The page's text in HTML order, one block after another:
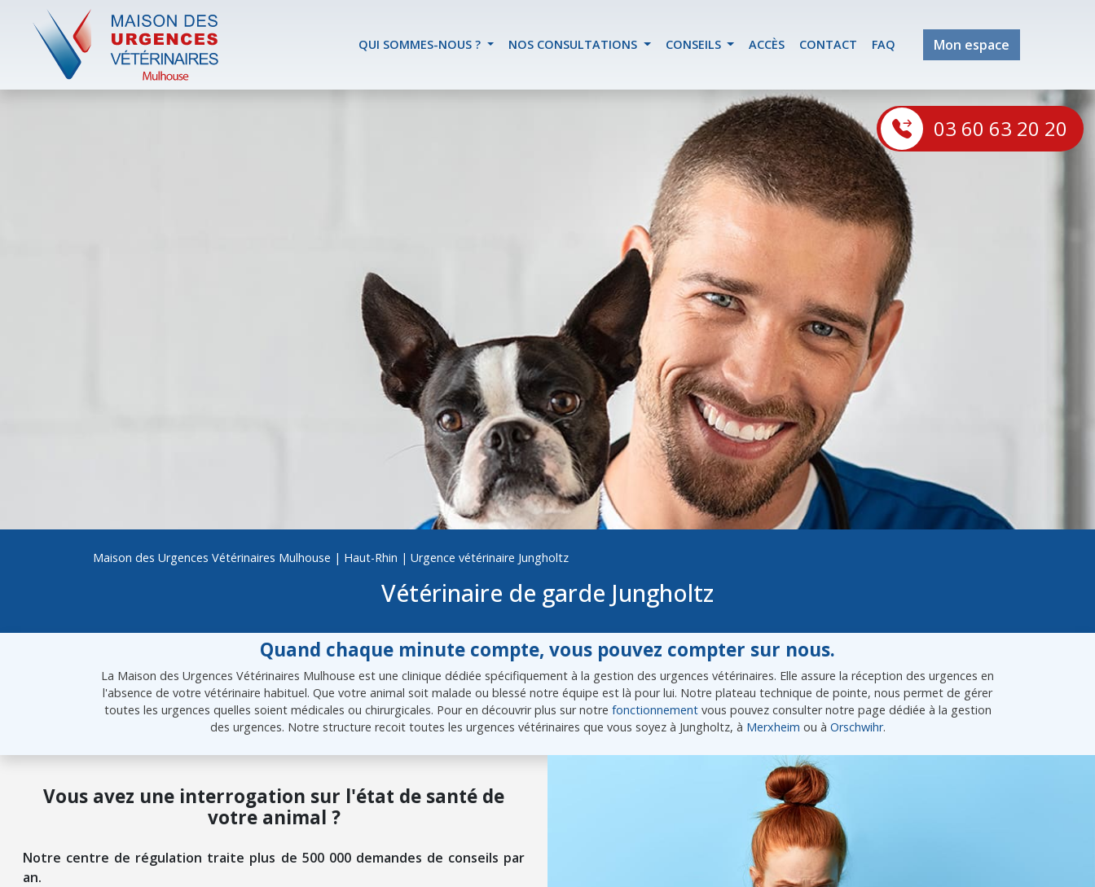
QUI SOMMES-NOUS ? NOS CONSULTATIONS CONSEILS ACCÈS CONTACT FAQ Mon espace
03 60 63 20 20
Maison des Urgences Vétérinaires Mulhouse | Haut-Rhin | Urgence vétérinaire Jungholtz
Vétérinaire de garde Jungholtz
Quand chaque minute compte, vous pouvez compter sur nous.
La Maison des Urgences Vétérinaires Mulhouse est une clinique dédiée spécifiquement à la gestion des urgences vétérinaires. Elle assure la réception des urgences en
l'absence de votre vétérinaire habituel. Que votre animal soit malade ou blessé notre équipe est là pour lui. Notre plateau technique de pointe, nous permet de gérer
toutes les urgences quelles soient médicales ou chirurgicales. Pour en découvrir plus sur notre fonctionnementvous pouvez consulter notre page dédiée à la gestion
des urgences. Notre structure recoit toutes les urgences vétérinaires que vous soyez à Jungholtz, à Merxheim ou à Orschwihr.
Vous avez une interrogation sur l'état de santé de
votre animal ?
Notre centre de régulation traite plus de 500 000 demandes de conseils par
an.